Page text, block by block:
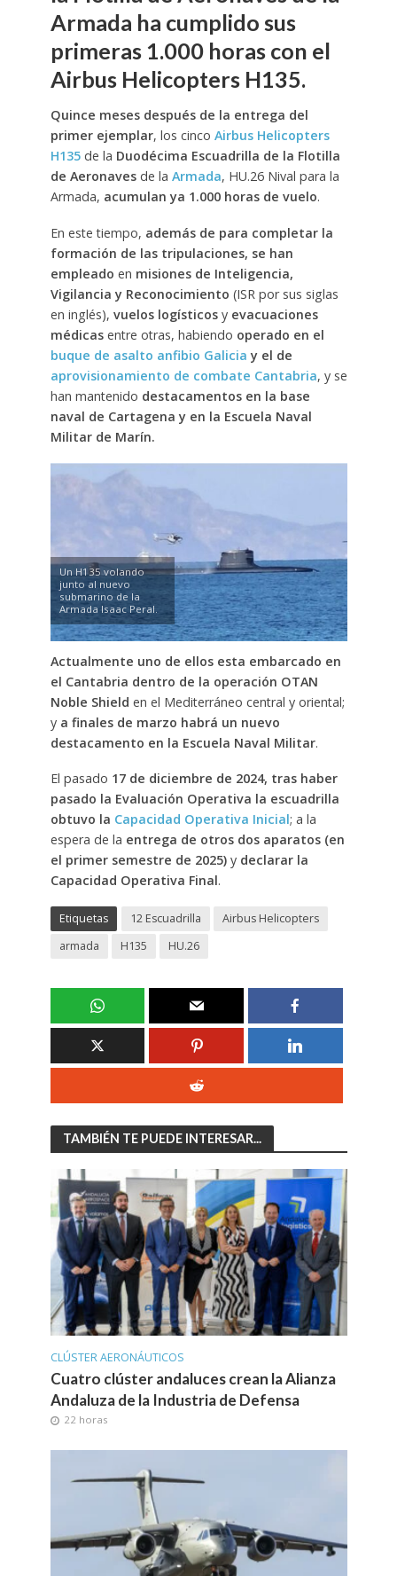
Armada ha cumplido sus
primeras 1.000 horas con el
Airbus Helicopters H135.
Quince meses después de la entrega del
primer ejemplar, los cinco Airbus Helicopters
H135de la Duodécima Escuadrilla de la Flotilla
de Aeronavesde la Armada, HU.26 Nival para la
Armada, acumulan ya 1.000 horas de vuelo.
En este tiempo, además de para completar la
formación de las tripulaciones, se han
empleado en misiones de Inteligencia,
Vigilancia y Reconocimiento (ISR por sus siglas
en inglés), vuelos logísticosy evacuaciones
médicasentre otras, habiendo operado en el
buque de asalto anfibio Galicia y el de
aprovisionamiento de combate Cantabria, y se
han mantenido destacamentos en la base
naval de Cartagena y en la Escuela Naval
Militar de Marín.
Un H135 volando
junto al nuevo
submarino de la
Armada Isaac Peral.
Actualmente uno de ellos esta embarcado en
el Cantabria dentro de la operación OTAN
Noble Shield en el Mediterráneo central y oriental;
y a finales de marzo habrá un nuevo
destacamento en la Escuela Naval Militar.
El pasado 17 de diciembre de 2024, tras haber
pasado la Evaluación Operativa la escuadrilla
obtuvo la Capacidad Operativa Inicial; a la
espera de la entrega de otros dos aparatos (en
el primer semestre de 2025) y declarar la
Capacidad Operativa Final.
Etiquetas 12 Escuadrilla
Airbus Helicopters
armada
H135 HU.26
TAMBIÉN TE PUEDE INTERESAR...
CLÚSTER AERONÁUTICOS
Cuatro clúster andaluces crean la Alianza
Andaluza de la Industria de Defensa
22 horas